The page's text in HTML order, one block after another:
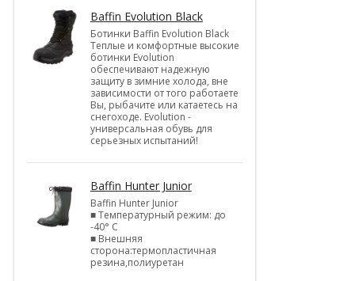
Baffin Evolution Black
Ботинки Baffin Evolution Black
Теплые и комфортные высокие
ботинки Evolution
обеспечивают надежную
защиту в зимние холода, вне
зависимости от того работаете
Вы, рыбачите или катаетесь на
снегоходе. Evolution -
универсальная обувь для
серьезных испытаний!
Baffin Hunter Junior
Baffin Hunter Junior
■ Температурный режим: до
-40° С
■ Внешняя
сторона:термопластичная
резина,полиуретан